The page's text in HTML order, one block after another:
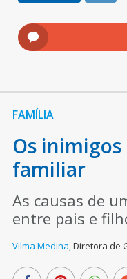
FAMÍLIA
Os
familiar
As causas de
entre pais e
Vilma Medina,Diretora de